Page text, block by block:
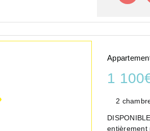
1
2
entièrement